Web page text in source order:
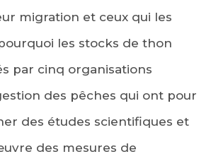
migration et ceux qui les
les stocks de thon
par cinq organisations
des pêches qui ont pour
des études scientifiques et
des mesures de